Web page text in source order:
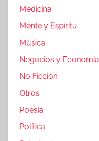
Medicina
Mente y Espíritu
Música
Negocios y Economia
No Ficción
Otros
Poesía
Política